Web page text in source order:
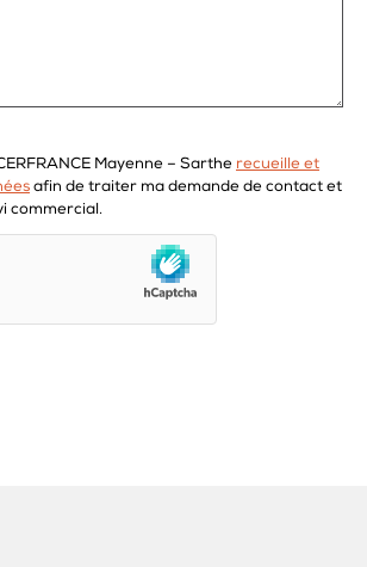
Mayenne – Sarthe recueille et
afin de traiter ma demande de contact et
commercial.